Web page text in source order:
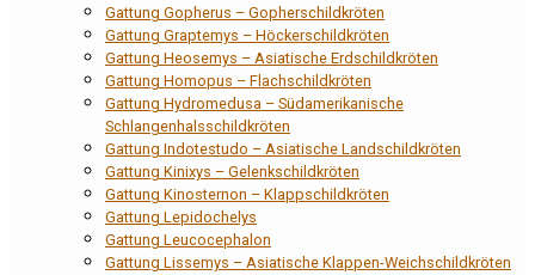
Gattung Gopherus – Gopherschildkröten
Gattung Graptemys – Höckerschildkröten
Gattung Heosemys – Asiatische Erdschildkröten
Gattung Homopus – Flachschildkröten
Gattung Hydromedusa – Südamerikanische
Schlangenhalsschildkröten
Gattung Indotestudo – Asiatische Landschildkröten
Gattung Kinixys – Gelenkschildkröten
Gattung Kinosternon – Klappschildkröten
Gattung Lepidochelys
Gattung Leucocephalon
Gattung Lissemys – Asiatische Klappen-Weichschildkröten